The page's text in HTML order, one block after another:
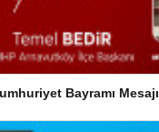
Bayramı Mesajı